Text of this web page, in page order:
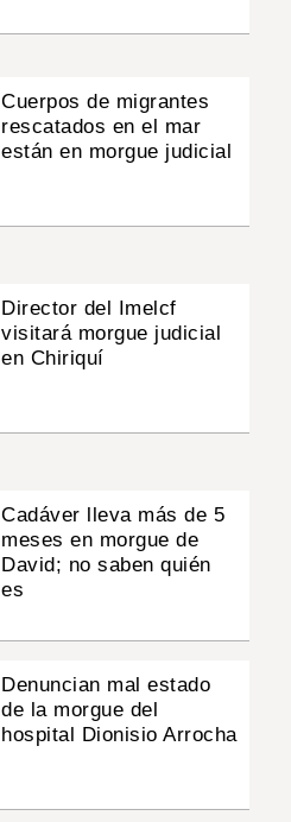
Cuerpos de migrantes
rescatados en el mar
están en morgue judicial
Director del Imelcf
visitará morgue judicial
en Chiriquí
Cadáver lleva más de 5
meses en morgue de
David; no saben quién
es
Denuncian mal estado
de la morgue del
hospital Dionisio Arrocha